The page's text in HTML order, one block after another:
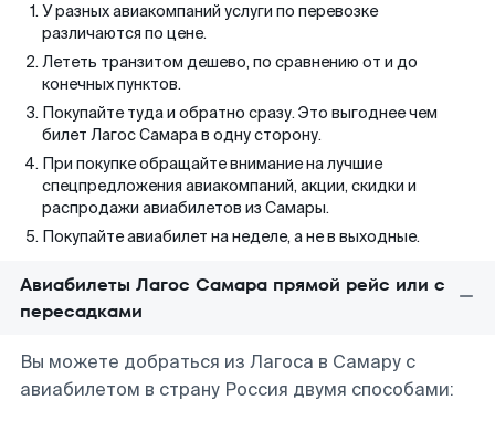
У разных авиакомпаний услуги по перевозке
различаются по цене.
Лететь транзитом дешево, по сравнению от и до
конечных пунктов.
Покупайте туда и обратно сразу. Это выгоднее чем
билет Лагос Самара в одну сторону.
При покупке обращайте внимание на лучшие
спецпредложения авиакомпаний, акции, скидки и
распродажи авиабилетов из Самары.
Покупайте авиабилет на неделе, а не в выходные.
Авиабилеты Лагос Самара прямой рейс или с
пересадками
Вы можете добраться из Лагоса в Самару с
авиабилетом в страну Россия двумя способами: